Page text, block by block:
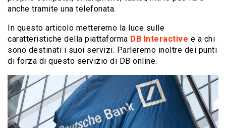
anche tramite una telefonata.
In questo articolo metteremo la luce sulle
caratteristiche della piattaforma DB Interactive e a chi
sono destinati i suoi servizi. Parleremo inoltre dei punti
di forza di questo servizio di DB online.